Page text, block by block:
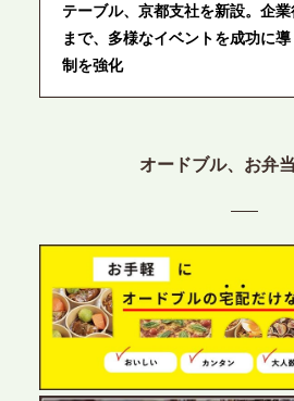
テーブル、京都支社を新設。企
まで、多様なイベントを成功に
制を強化
プレスリリースのご案内｜ケータ
目の展開で、拡大する出張パーテ
2026.6.4
プレスリリースのご案内｜夏の
の離職防止に。オフィスや会議
う「お祭りケータリング」の提供
オードブル、お弁